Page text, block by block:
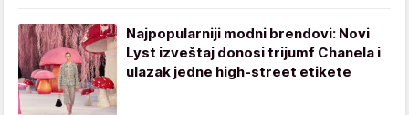
Najpopularniji modni brendovi: Novi
Lyst izveštaj donosi trijumf Chanela i
ulazak jedne high-street etikete